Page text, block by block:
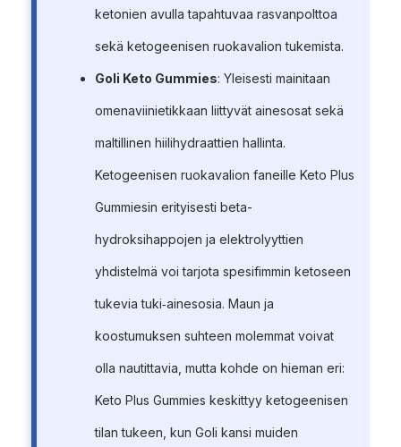
ketonien avulla tapahtuvaa rasvanpolttoa
sekä ketogeenisen ruokavalion tukemista.
Goli Keto Gummies: Yleisesti mainitaan
omenaviinietikkaan liittyvät ainesosat sekä
maltillinen hiilihydraattien hallinta.
Ketogeenisen ruokavalion faneille Keto Plus
Gummiesin erityisesti beta-
hydroksihappojen ja elektrolyyttien
yhdistelmä voi tarjota spesifimmin ketoseen
tukevia tuki‑ainesosia. Maun ja
koostumuksen suhteen molemmat voivat
olla nautittavia, mutta kohde on hieman eri:
Keto Plus Gummies keskittyy ketogeenisen
tilan tukeen, kun Goli kansi muiden